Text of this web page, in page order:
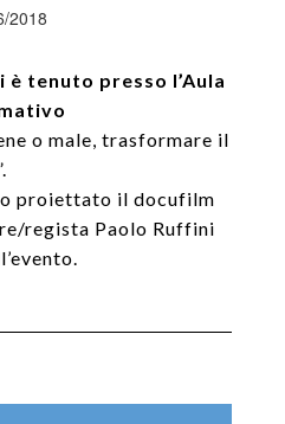
2018
è tenuto presso l’Aula
o male, trasformare il
proiettato il docufilm
regista Paolo Ruffini